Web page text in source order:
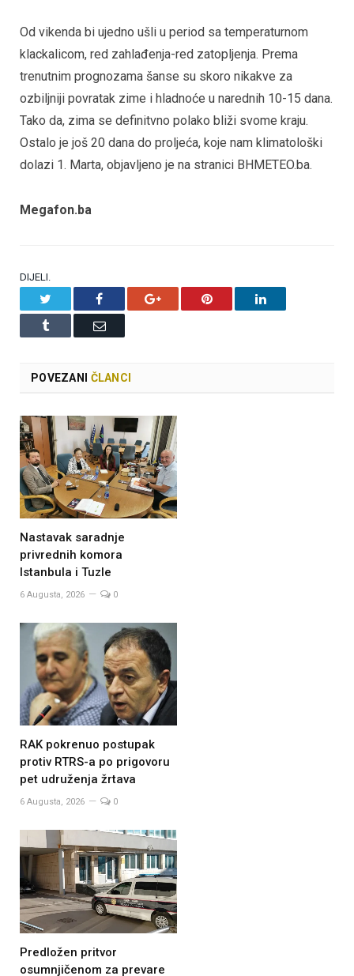
Od vikenda bi ujedno ušli u period sa temperaturnom
klackalicom, red zahlađenja-red zatopljenja. Prema
trenutnim prognozama šanse su skoro nikakve za
ozbiljniji povratak zime i hladnoće u narednih 10-15 dana.
Tako da, zima se definitvno polako bliži svome kraju.
Ostalo je još 20 dana do proljeća, koje nam klimatološki
dolazi 1. Marta, objavljeno je na stranici BHMETEO.ba.
Megafon.ba
DIJELI.
Facebook Google+ Pinterest LinkedIn
Tumblr Email
POVEZANI ČLANCI
Nastavak saradnje
privrednih komora
Istanbula i Tuzle
6 Augusta, 2026 0
RAK pokrenuo postupak
protiv RTRS-a po prigovoru
pet udruženja žrtava
6 Augusta, 2026 0
Predložen pritvor
osumnjičenom za prevare